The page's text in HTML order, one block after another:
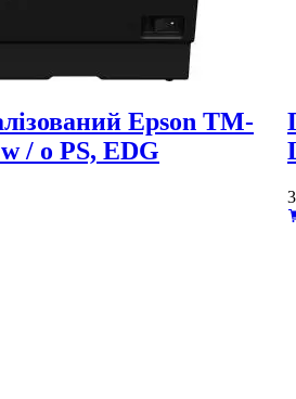
Epson TM-
/ o PS, EDG